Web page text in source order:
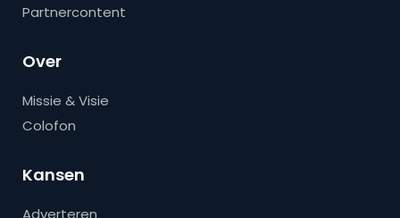
Partnercontent
Over
Missie & Visie
Colofon
Kansen
Adverteren